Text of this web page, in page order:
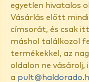
egyetlen hivatalos
Vásárlás előtt
címsorát, és csak
máshol találkozol
termékekkel, az
oldalon ne vásárolj,
a